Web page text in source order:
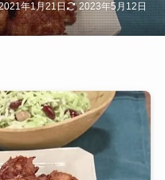
年1月21日 2023年5月12日